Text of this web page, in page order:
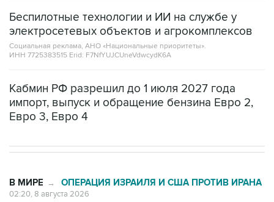
Социальная реклама, АНО «Национальные приоритеты».
ИНН 7725383515 Erid: F7NfYUJCUneVdwcydK6A
Кабмин РФ разрешил до 1 июля 2027 года
Евро 3, Евро 4
Силы CENTCOM перехватили более